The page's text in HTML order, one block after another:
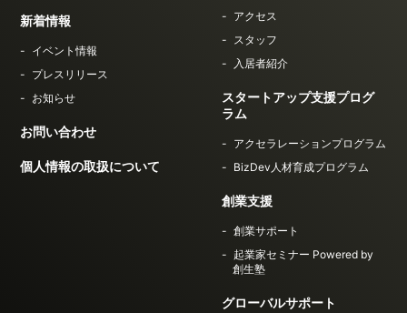
新着情報
イベント情報
プレスリリース
お知らせ
お問い合わせ
個人情報の取扱について
アクセス
スタッフ
入居者紹介
スタートアップ支援プログ
ラム
アクセラレーションプログラム
BizDev人材育成プログラム
創業支援
創業サポート
起業家セミナー Powered by
創生塾
グローバルサポート